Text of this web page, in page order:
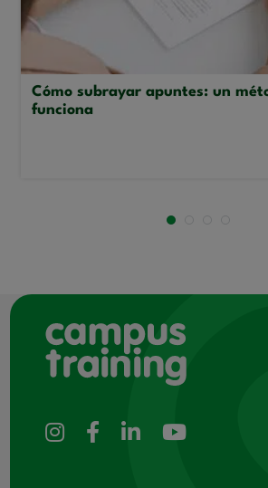
Cómo subrayar apuntes: un
funciona